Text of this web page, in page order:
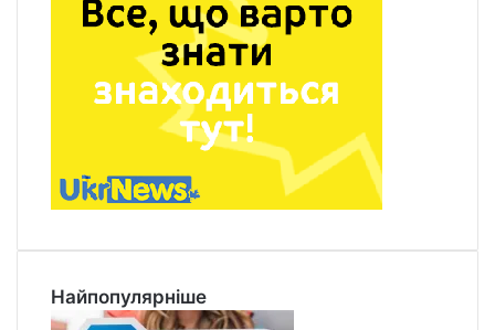
Найпопулярніше